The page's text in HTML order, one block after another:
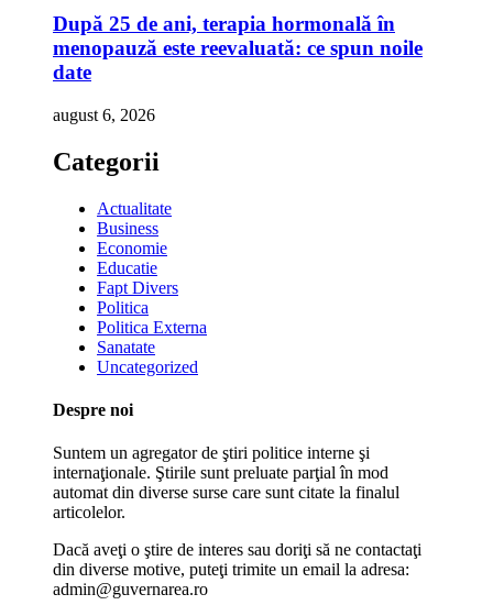
După 25 de ani, terapia hormonală în
menopauză este reevaluată: ce spun noile
date
august 6, 2026
Categorii
Actualitate
Business
Economie
Educatie
Fapt Divers
Politica
Politica Externa
Sanatate
Uncategorized
Despre noi
Suntem un agregator de ştiri politice interne şi
internaţionale. Ştirile sunt preluate parţial în mod
automat din diverse surse care sunt citate la finalul
articolelor.
Dacă aveţi o ştire de interes sau doriţi să ne contactaţi
din diverse motive, puteţi trimite un email la adresa:
admin@guvernarea.ro